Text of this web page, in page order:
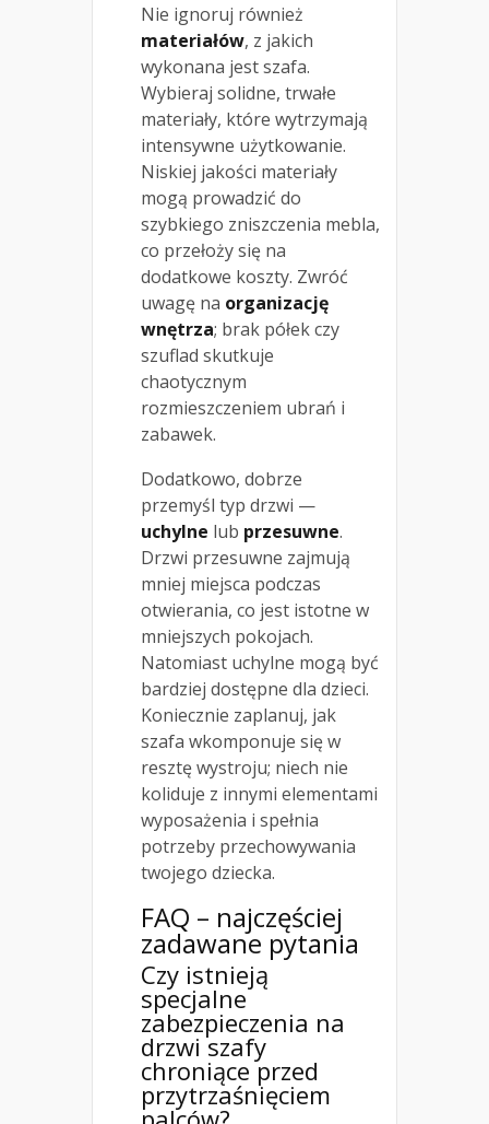
Nie ignoruj również
materiałów, z jakich
wykonana jest szafa.
Wybieraj solidne, trwałe
materiały, które wytrzymają
intensywne użytkowanie.
Niskiej jakości materiały
mogą prowadzić do
szybkiego zniszczenia mebla,
co przełoży się na
dodatkowe koszty. Zwróć
uwagę na organizację
wnętrza; brak półek czy
szuflad skutkuje
chaotycznym
rozmieszczeniem ubrań i
zabawek.
Dodatkowo, dobrze
przemyśl typ drzwi —
uchylne lub przesuwne.
Drzwi przesuwne zajmują
mniej miejsca podczas
otwierania, co jest istotne w
mniejszych pokojach.
Natomiast uchylne mogą być
bardziej dostępne dla dzieci.
Koniecznie zaplanuj, jak
szafa wkomponuje się w
resztę wystroju; niech nie
koliduje z innymi elementami
wyposażenia i spełnia
potrzeby przechowywania
twojego dziecka.
FAQ – najczęściej
zadawane pytania
Czy istnieją
specjalne
zabezpieczenia na
drzwi szafy
chroniące przed
przytrzaśnięciem